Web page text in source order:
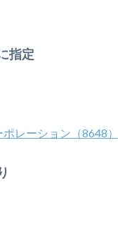
指定
レーション（8648）